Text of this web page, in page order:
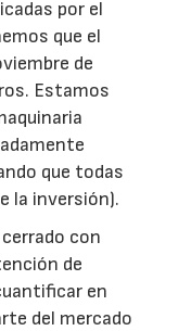
por el
que el
de
Estamos
que todas
la inversión).
con
de
en
del mercado